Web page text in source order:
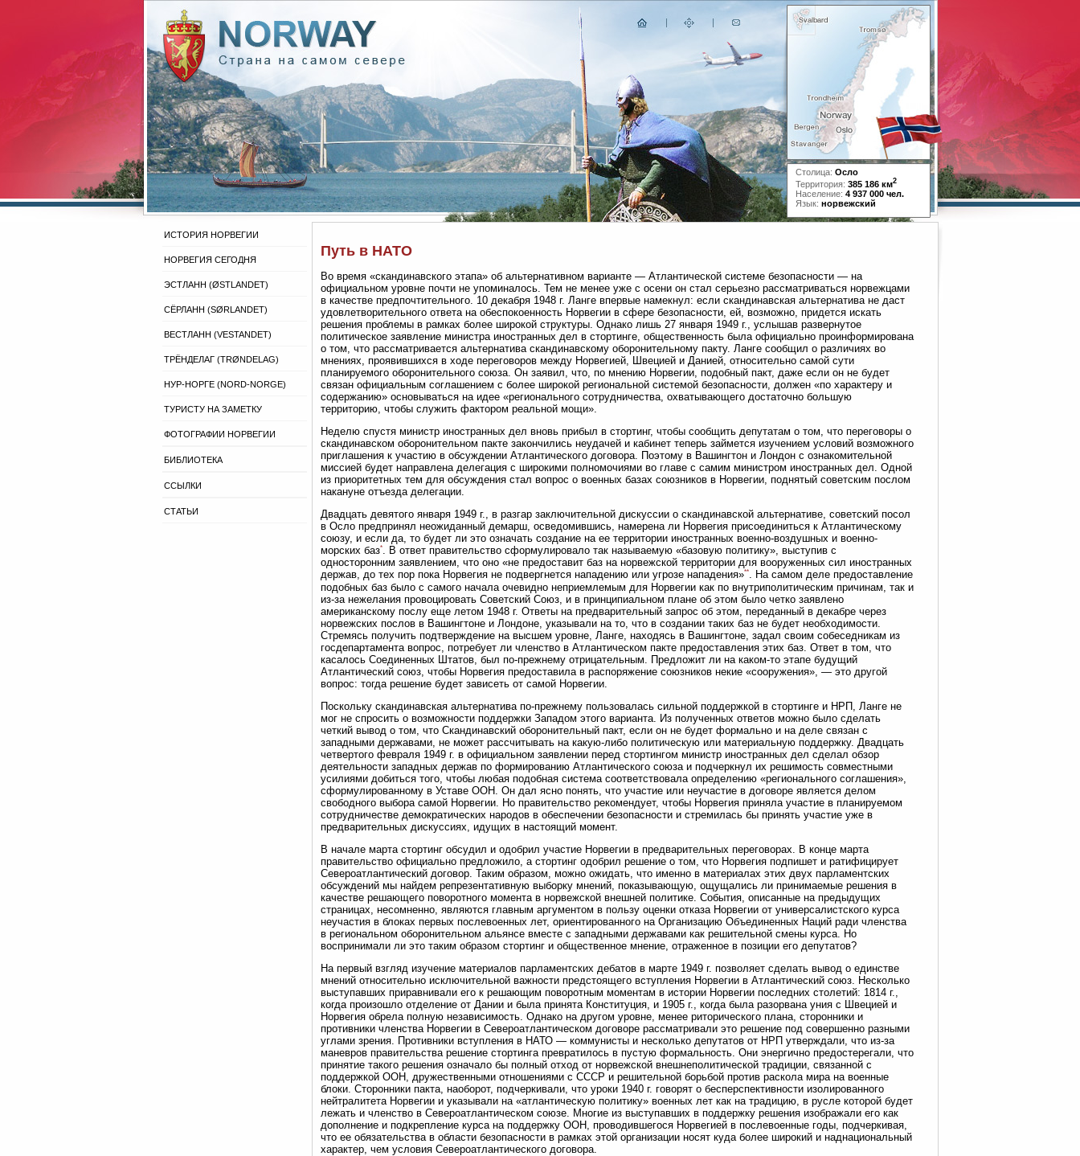
Столица: Осло
Территория: 385 186 км2
Население: 4 937 000 чел.
Язык: норвежский
ИСТОРИЯ НОРВЕГИИ
НОРВЕГИЯ СЕГОДНЯ
ЭСТЛАНН (ØSTLANDET)
СЁРЛАНН (SØRLANDET)
ВЕСТЛАНН (VESTANDET)
ТРЁНДЕЛАГ (TRØNDELAG)
НУР-НОРГЕ (NORD-NORGE)
ТУРИСТУ НА ЗАМЕТКУ
ФОТОГРАФИИ НОРВЕГИИ
БИБЛИОТЕКА
ССЫЛКИ
СТАТЬИ
Путь в НАТО
Во время «скандинавского этапа» об альтернативном варианте — Атлантической системе безопасности — на
официальном уровне почти не упоминалось. Тем не менее уже с осени он стал серьезно рассматриваться норвежцами
в качестве предпочтительного. 10 декабря 1948 г. Ланге впервые намекнул: если скандинавская альтернатива не даст
удовлетворительного ответа на обеспокоенность Норвегии в сфере безопасности, ей, возможно, придется искать
решения проблемы в рамках более широкой структуры. Однако лишь 27 января 1949 г., услышав развернутое
политическое заявление министра иностранных дел в стортинге, общественность была официально проинформирована
о том, что рассматривается альтернатива скандинавскому оборонительному пакту. Ланге сообщил о различиях во
мнениях, проявившихся в ходе переговоров между Норвегией, Швецией и Данией, относительно самой сути
планируемого оборонительного союза. Он заявил, что, по мнению Норвегии, подобный пакт, даже если он не будет
связан официальным соглашением с более широкой региональной системой безопасности, должен «по характеру и
содержанию» основываться на идее «регионального сотрудничества, охватывающего достаточно большую
территорию, чтобы служить фактором реальной мощи».
Неделю спустя министр иностранных дел вновь прибыл в стортинг, чтобы сообщить депутатам о том, что переговоры о
скандинавском оборонительном пакте закончились неудачей и кабинет теперь займется изучением условий возможного
приглашения к участию в обсуждении Атлантического договора. Поэтому в Вашингтон и Лондон с ознакомительной
миссией будет направлена делегация с широкими полномочиями во главе с самим министром иностранных дел. Одной
из приоритетных тем для обсуждения стал вопрос о военных базах союзников в Норвегии, поднятый советским послом
накануне отъезда делегации.
Двадцать девятого января 1949 г., в разгар заключительной дискуссии о скандинавской альтернативе, советский посол
в Осло предпринял неожиданный демарш, осведомившись, намерена ли Норвегия присоединиться к Атлантическому
союзу, и если да, то будет ли это означать создание на ее территории иностранных военно-воздушных и военно-
морских баз*. В ответ правительство сформулировало так называемую «базовую политику», выступив с
односторонним заявлением, что оно «не предоставит баз на норвежской территории для вооруженных сил иностранных
держав, до тех пор пока Норвегия не подвергнется нападению или угрозе нападения»**. На самом деле предоставление
подобных баз было с самого начала очевидно неприемлемым для Норвегии как по внутриполитическим причинам, так и
из-за нежелания провоцировать Советский Союз, и в принципиальном плане об этом было четко заявлено
американскому послу еще летом 1948 г. Ответы на предварительный запрос об этом, переданный в декабре через
норвежских послов в Вашингтоне и Лондоне, указывали на то, что в создании таких баз не будет необходимости.
Стремясь получить подтверждение на высшем уровне, Ланге, находясь в Вашингтоне, задал своим собеседникам из
госдепартамента вопрос, потребует ли членство в Атлантическом пакте предоставления этих баз. Ответ в том, что
касалось Соединенных Штатов, был по-прежнему отрицательным. Предложит ли на каком-то этапе будущий
Атлантический союз, чтобы Норвегия предоставила в распоряжение союзников некие «сооружения», — это другой
вопрос: тогда решение будет зависеть от самой Норвегии.
Поскольку скандинавская альтернатива по-прежнему пользовалась сильной поддержкой в стортинге и НРП, Ланге не
мог не спросить о возможности поддержки Западом этого варианта. Из полученных ответов можно было сделать
четкий вывод о том, что Скандинавский оборонительный пакт, если он не будет формально и на деле связан с
западными державами, не может рассчитывать на какую-либо политическую или материальную поддержку. Двадцать
четвертого февраля 1949 г. в официальном заявлении перед стортингом министр иностранных дел сделал обзор
деятельности западных держав по формированию Атлантического союза и подчеркнул их решимость совместными
усилиями добиться того, чтобы любая подобная система соответствовала определению «регионального соглашения»,
сформулированному в Уставе ООН. Он дал ясно понять, что участие или неучастие в договоре является делом
свободного выбора самой Норвегии. Но правительство рекомендует, чтобы Норвегия приняла участие в планируемом
сотрудничестве демократических народов в обеспечении безопасности и стремилась бы принять участие уже в
предварительных дискуссиях, идущих в настоящий момент.
В начале марта стортинг обсудил и одобрил участие Норвегии в предварительных переговорах. В конце марта
правительство официально предложило, а стортинг одобрил решение о том, что Норвегия подпишет и ратифицирует
Североатлантический договор. Таким образом, можно ожидать, что именно в материалах этих двух парламентских
обсуждений мы найдем репрезентативную выборку мнений, показывающую, ощущались ли принимаемые решения в
качестве решающего поворотного момента в норвежской внешней политике. События, описанные на предыдущих
страницах, несомненно, являются главным аргументом в пользу оценки отказа Норвегии от универсалистского курса
неучастия в блоках первых послевоенных лет, ориентированного на Организацию Объединенных Наций ради членства
в региональном оборонительном альянсе вместе с западными державами как решительной смены курса. Но
воспринимали ли это таким образом стортинг и общественное мнение, отраженное в позиции его депутатов?
На первый взгляд изучение материалов парламентских дебатов в марте 1949 г. позволяет сделать вывод о единстве
мнений относительно исключительной важности предстоящего вступления Норвегии в Атлантический союз. Несколько
выступавших приравнивали его к решающим поворотным моментам в истории Норвегии последних столетий: 1814 г.,
когда произошло отделение от Дании и была принята Конституция, и 1905 г., когда была разорвана уния с Швецией и
Норвегия обрела полную независимость. Однако на другом уровне, менее риторического плана, сторонники и
противники членства Норвегии в Североатлантическом договоре рассматривали это решение под совершенно разными
углами зрения. Противники вступления в НАТО — коммунисты и несколько депутатов от НРП утверждали, что из-за
маневров правительства решение стортинга превратилось в пустую формальность. Они энергично предостерегали, что
принятие такого решения означало бы полный отход от норвежской внешнеполитической традиции, связанной с
поддержкой ООН, дружественными отношениями с СССР и решительной борьбой против раскола мира на военные
блоки. Сторонники пакта, наоборот, подчеркивали, что уроки 1940 г. говорят о бесперспективности изолированного
нейтралитета Норвегии и указывали на «атлантическую политику» военных лет как на традицию, в русле которой будет
лежать и членство в Североатлантическом союзе. Многие из выступавших в поддержку решения изображали его как
дополнение и подкрепление курса на поддержку ООН, проводившегося Норвегией в послевоенные годы, подчеркивая,
что ее обязательства в области безопасности в рамках этой организации носят куда более широкий и наднациональный
характер, чем условия Североатлантического договора.